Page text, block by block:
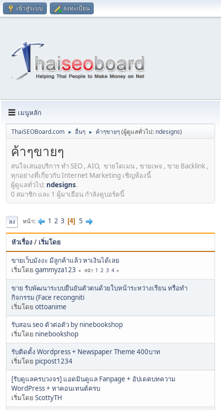
เข้าสู่ระบบ ลงทะเบียน
เมนูหลัก
ThaiSEOBoard.com ► อื่นๆ ► ค้าๆขายๆ(ผู้ดูแลทั่วไป: ndesigns)
ค้าๆขายๆ
สนใจเสนอบริการ ทำ SEO , AIO, ขายโดเมน , ขายเพจ , ขาย Backlink ,
ทุกอย่างที่เกี่ยวกับ Internet Marketing เชิญห้องนี้
ผู้ดูแลทั่วไป: ndesigns.
0 สมาชิก และ 1 ผู้มาเยือน กำลังดูบอร์ดนี้
ลง หน้า 1 2 3 4 5
หัวเรื่อง / เริ่มโดย
ขายเว็บมังงะ มีลูกค้าแล้ว หาเงินได้เลย
เริ่มโดย gammyza123 หน้า 1 2 3 4
ขาย รับพัฒนาระบบยืนยันตัวตนด้วยใบหน้าระหว่างเรียน หรือทำ
กิจกรรม (Face recongniti
เริ่มโดย ottoanime
รับสอน seo ตัวต่อตัว by ninebookshop
เริ่มโดย ninebookshop
รับติดตั้ง Wordpress + Newspaper Theme 400บาท
เริ่มโดย picpost1234
[รับดูแลครบวงจร] แอดมินดูแล Fanpage + อัปเดตบทความ
WordPress + หาคอนเทนต์ครบ
เริ่มโดย ScottyTH